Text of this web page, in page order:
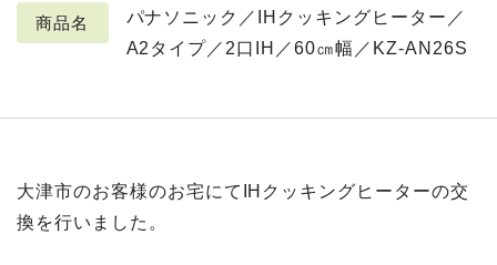
商品名
パナソニック／IHクッキングヒーター／
A2タイプ／2口IH／60㎝幅／KZ-AN26S
大津市のお客様のお宅にてIHクッキングヒーターの交
換を行いました。